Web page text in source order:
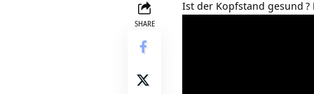
SHARE
Ist der Kopfstand gesund ?